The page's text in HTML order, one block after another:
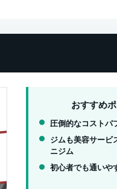
おすすめ
圧倒的なコストパ
ジムも美容サービ
ニジム
初心者でも通いや